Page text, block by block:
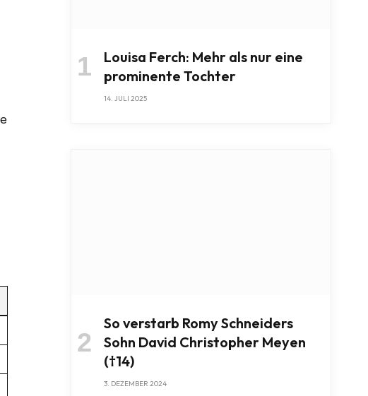
Louisa Ferch: Mehr als nur eine
prominente Tochter
14. JULI 2025
So verstarb Romy Schneiders
Sohn David Christopher Meyen
(†14)
3. DEZEMBER 2024